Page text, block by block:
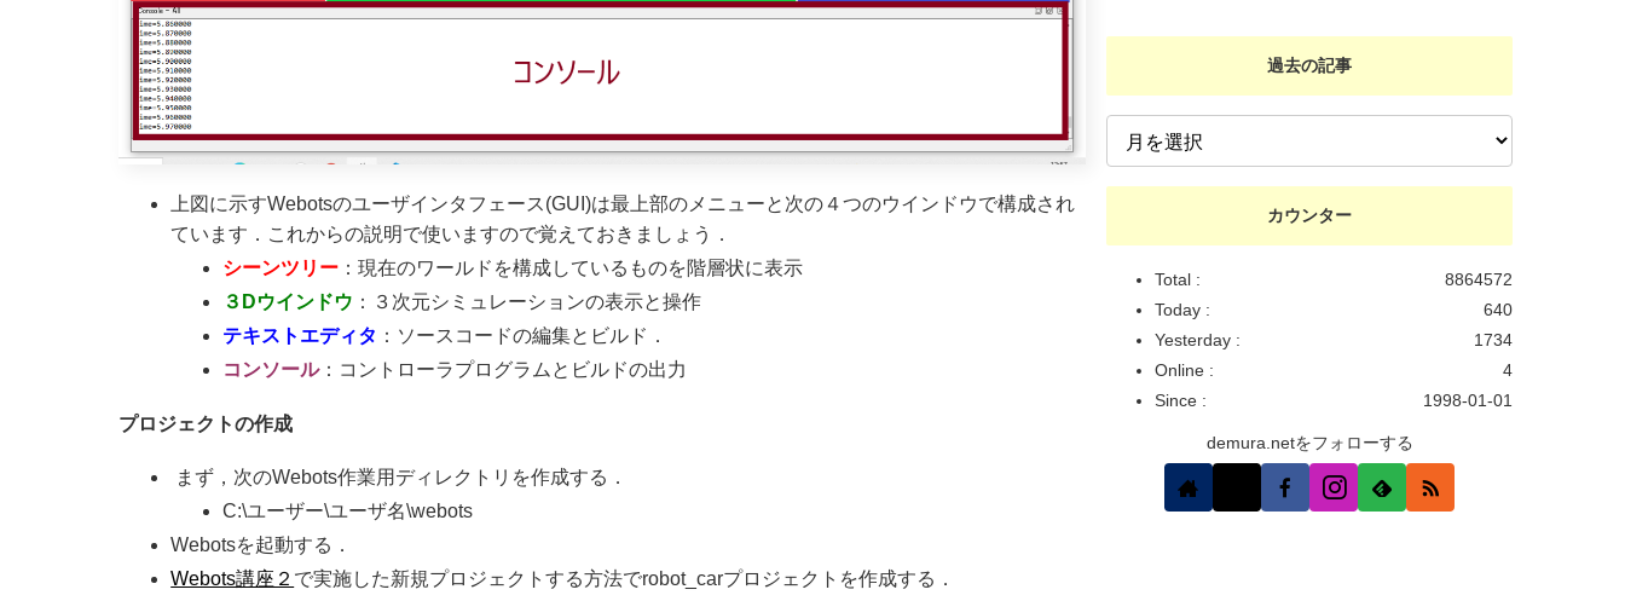
上図に示すWebotsのユーザインタフェース(GUI)は最上部のメニューと次の４つのウインドウで構成され
ています．これからの説明で使いますので覚えておきましょう．
シーンツリー ：現在のワールドを構成しているものを階層状に表示
３Dウインドウ ：３次元シミュレーションの表示と操作
テキストエディタ ：ソースコードの編集とビルド．
コンソール：コントローラプログラムとビルドの出力
プロジェクトの作成
まず，次のWebots作業用ディレクトリを作成する．
C:\ユーザー\ユーザ名\webots
Webotsを起動する．
Webots講座２ で実施した新規プロジェクトする方法でrobot_carプロジェクトを作成する．
過去の記事
カウンター
8864572
Total :
640
Today :
1734
Yesterday :
4
Online :
1998-01-01
Since :
demura.netをフォローする